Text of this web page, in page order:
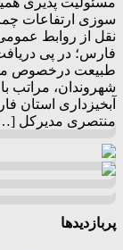
سوزی ارتفاعات
نقل از روابط
فارس؛ در پی
طبیعت درخصوص
شهروندان، مراتب
آبخیزداری استان
منتصری مدیرکل
پربازدیدها